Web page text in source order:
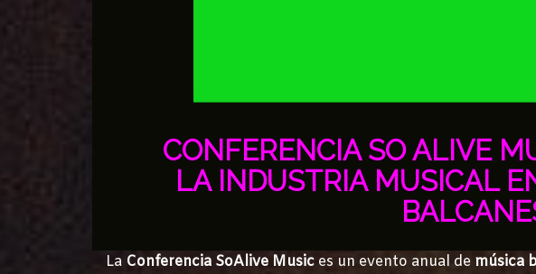
CONFERENCIA SO ALIVE
LA INDUSTRIA MUSICAL
La Conferencia SoAlive Music es un evento anual de música